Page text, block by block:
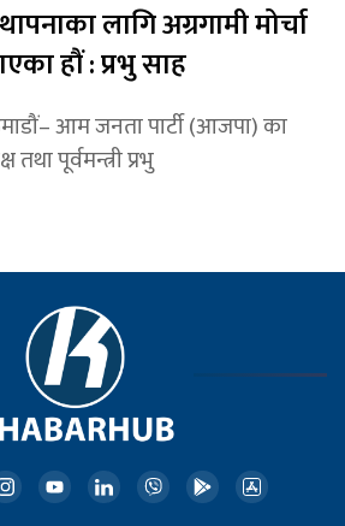
लागि अग्रगामी मोर्चा
हौं : प्रभु साह
आम जनता पार्टी (आजपा) का
तथा पूर्वमन्त्री प्रभु